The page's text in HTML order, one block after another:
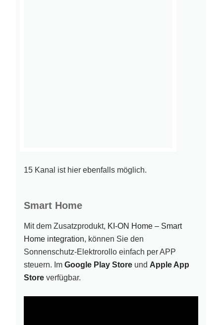
15 Kanal ist hier ebenfalls möglich.
Smart Home
Mit dem Zusatzprodukt, KI-ON Home – Smart
Home integration, können Sie den
Sonnenschutz-Elektrorollo einfach per APP
steuern. Im Google Play Store und Apple App
Store verfügbar.